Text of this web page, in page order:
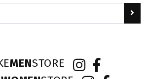
MENSTORE